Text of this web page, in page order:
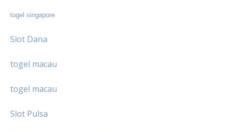
togel singapore
Slot Dana
togel macau
togel macau
Slot Pulsa